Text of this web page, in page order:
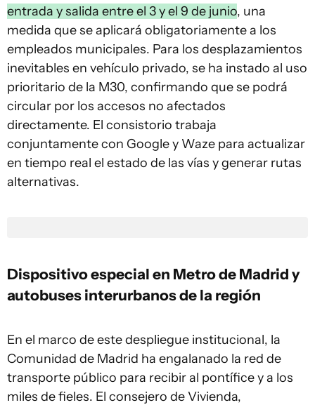
entrada y salida entre el 3 y el 9 de junio, una
medida que se aplicará obligatoriamente a los
empleados municipales. Para los desplazamientos
inevitables en vehículo privado, se ha instado al uso
prioritario de la M30, confirmando que se podrá
circular por los accesos no afectados
directamente. El consistorio trabaja
conjuntamente con Google y Waze para actualizar
en tiempo real el estado de las vías y generar rutas
alternativas.
Dispositivo especial en Metro de Madrid y
autobuses interurbanos de la región
En el marco de este despliegue institucional, la
Comunidad de Madrid ha engalanado la red de
transporte público para recibir al pontífice y a los
miles de fieles. El consejero de Vivienda,